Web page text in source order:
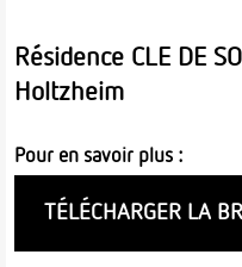
Résidence CLE DE
Holtzheim
Pour en savoir plus :
TÉLÉCHARGER LA